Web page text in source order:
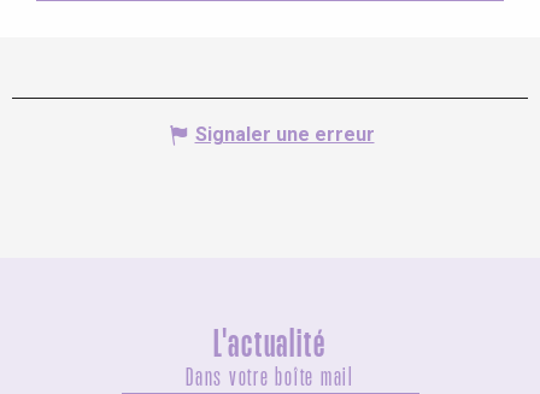
Signaler une erreur
L'actualité
Dans votre boîte mail